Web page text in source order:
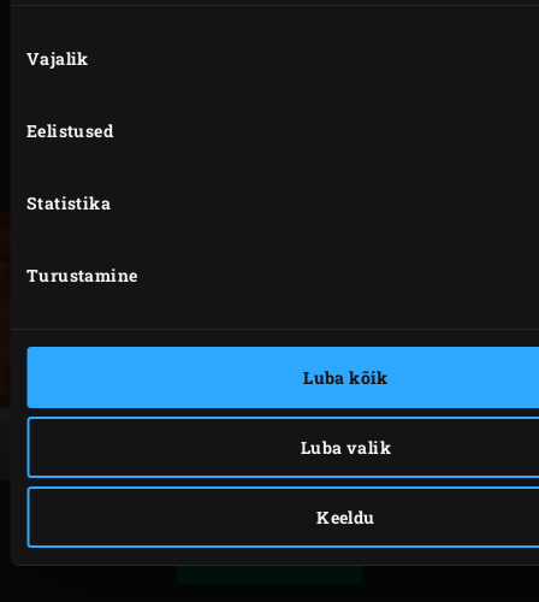
valik
Vajalik
Eelistused
Statistika
Turustamine
Luba kõik
Luba valik
Keeldu
Võta koogikesed EGGis välja ja lase maha jahtuda,
Tee koogikestesse lusikaga sälge, pigista sisse